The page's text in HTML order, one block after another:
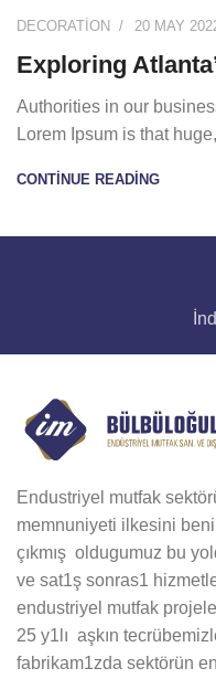
DECORATION 20 MAY
Exploring
Authorities in our
Lorem Ipsum is that
CONTINUE READING
Endustriyel mutfak
memnuniyeti ilkesini
çıkmış oldugumuz bu
ve sat1ş sonras1
endustriyel mutfak
25 y1lı aşkın
fabrikam1zda sektörün